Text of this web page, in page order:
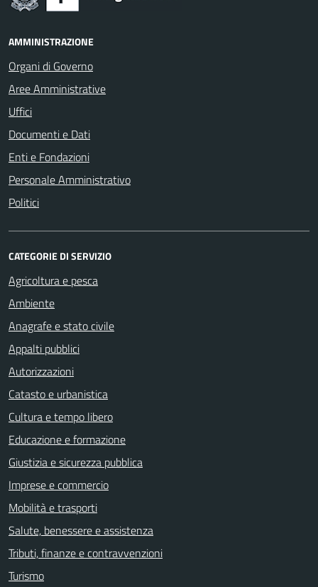
AMMINISTRAZIONE
Organi di Governo
Aree Amministrative
Uffici
Documenti e Dati
Enti e Fondazioni
Personale Amministrativo
Politici
CATEGORIE DI SERVIZIO
Agricoltura e pesca
Ambiente
Anagrafe e stato civile
Appalti pubblici
Autorizzazioni
Catasto e urbanistica
Cultura e tempo libero
Educazione e formazione
Giustizia e sicurezza pubblica
Imprese e commercio
Mobilità e trasporti
Salute, benessere e assistenza
Tributi, finanze e contravvenzioni
Turismo